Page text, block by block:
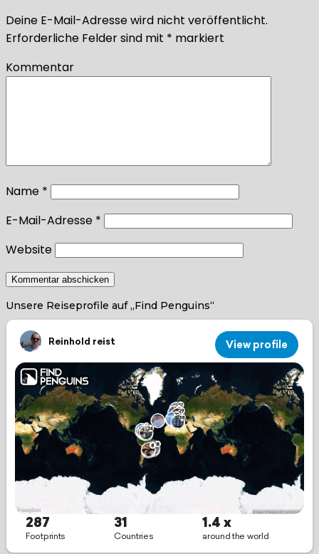
Deine E-Mail-Adresse wird nicht veröffentlicht.
Erforderliche Felder sind mit * markiert
Kommentar
Name *
E-Mail-Adresse *
Website
Unsere Reiseprofile auf „Find Penguins“